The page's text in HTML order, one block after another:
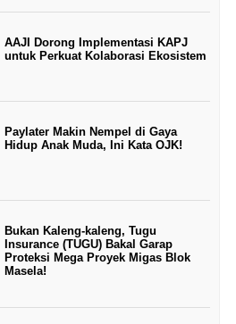
AAJI Dorong Implementasi KAPJ
untuk Perkuat Kolaborasi Ekosistem
Paylater Makin Nempel di Gaya
Hidup Anak Muda, Ini Kata OJK!
Bukan Kaleng-kaleng, Tugu
Insurance (TUGU) Bakal Garap
Proteksi Mega Proyek Migas Blok
Masela!